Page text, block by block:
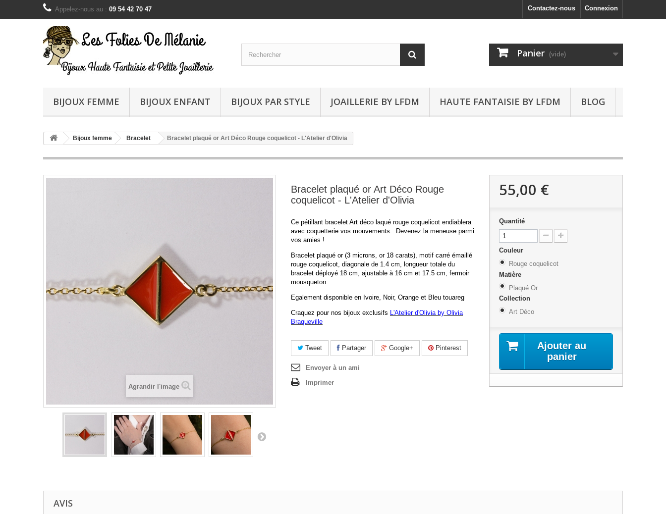
Connexion
Contactez-nous
Appelez-nous au : 09 54 42 70 47
Panier (vide)
BIJOUX FEMME BIJOUX ENFANT BIJOUX PAR STYLE JOAILLERIE BY LFDM HAUTE FANTAISIE BY LFDM BLOG
Bijoux femme Bracelet Bracelet plaqué or Art Déco Rouge coquelicot - L'Atelier d'Olivia
Agrandir l'image
Bracelet plaqué or Art Déco Rouge
coquelicot - L'Atelier d'Olivia
Ce pétillant bracelet Art déco laqué rouge coquelicot endiablera
avec coquetterie vos mouvements. Devenez la meneuse parmi
vos amies !
Bracelet plaqué or (3 microns, or 18 carats), motif carré émaillé
rouge coquelicot, diagonale de 1.4 cm, longueur totale du
bracelet déployé 18 cm, ajustable à 16 cm et 17.5 cm, fermoir
mousqueton.
Egalement disponible en Ivoire, Noir, Orange et Bleu touareg
Craquez pour nos bijoux exclusifs L'Atelier d'Olivia by Olivia
Braqueville
Tweet Partager Google+ Pinterest
Envoyer à un ami
Imprimer
55,00 €
Quantité
Couleur
Rouge coquelicot
Matière
Plaqué Or
Collection
Art Déco
Ajouter au
panier
AVIS